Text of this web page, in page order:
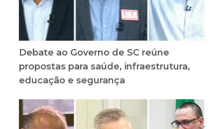
Debate ao Governo de SC reúne
propostas para saúde, infraestrutura,
educação e segurança